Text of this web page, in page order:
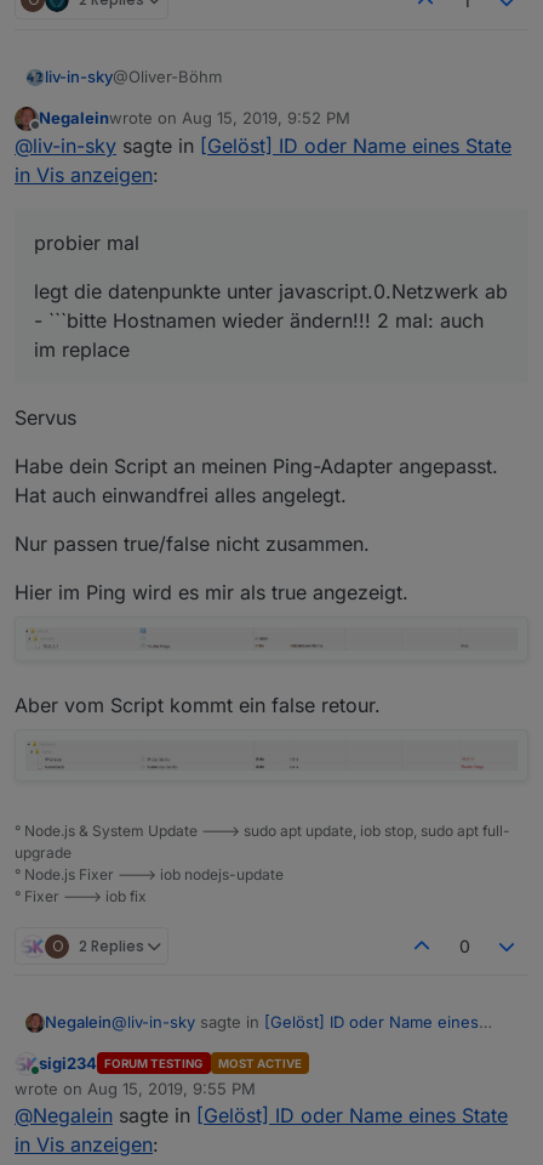
liv-in-sky@Oliver-Böhm
probier mal
legt die datenpunkte unter javascript.0.Netzwerk ab -
bitte Hostnamen wieder ändern!!! 2 mal:
console.log(cacheSelector);
cacheSelector.each(function(id, i) {
  counter = counter+1
var devicename =
   var ip = id.replace(/_/g, ".");
setStateDelayed(devicename,
   setStateDelayed(devicename, ip, 800);
createState(devicename, 'empty', { name:
});
createState('Netzwerk.Anzahl', 0, {
vielleicht anders - bitte um nachsicht
Offline
Negaleinwrote on Aug 15, 2019, 9:52 PM
last edited by
@liv-in-sky sagte in [Gelöst] ID oder Name eines State
in Vis anzeigen:
probier mal
legt die datenpunkte unter javascript.0.Netzwerk ab
- ```bitte Hostnamen wieder ändern!!! 2 mal: auch
im replace
Servus
Habe dein Script an meinen Ping-Adapter angepasst.
Hat auch einwandfrei alles angelegt.
Nur passen true/false nicht zusammen.
Hier im Ping wird es mir als true angezeigt.
Aber vom Script kommt ein false retour.
° Node.js & System Update ---> sudo apt update, iob stop, sudo apt full-
upgrade
° Node.js Fixer ---> iob nodejs-update
° Fixer ---> iob fix
O 2 Replies 0
Negalein@liv-in-sky sagte in [Gelöst] ID oder Name eines
probier mal
legt die datenpunkte unter javascript.0.Netzwerk
ab - ```bitte Hostnamen wieder ändern!!! 2 mal:
Servus
Online
sigi234 FORUM TESTING MOST ACTIVE
wrote on Aug 15, 2019, 9:55 PM
last edited by
@Negalein sagte in [Gelöst] ID oder Name eines State
in Vis anzeigen: